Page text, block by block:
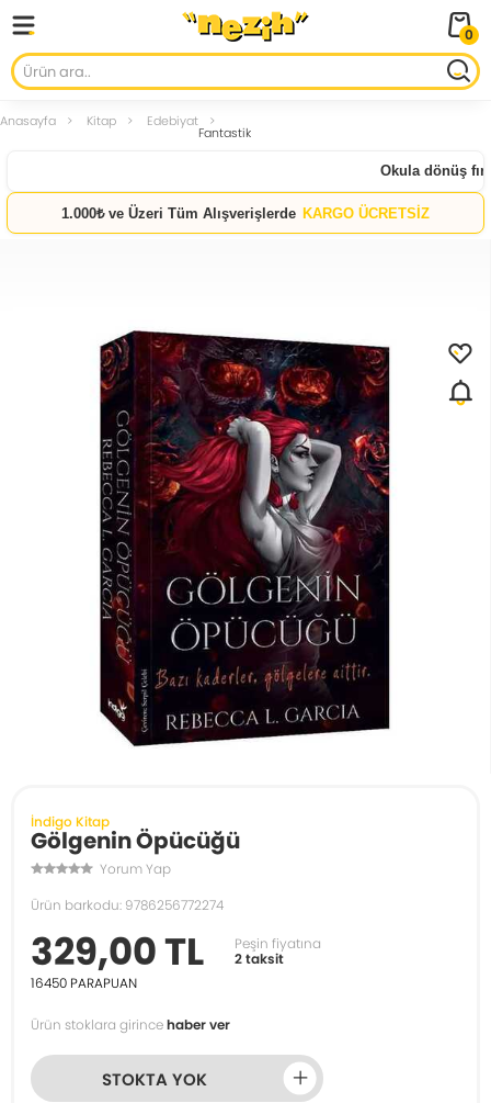
0
Anasayfa Kitap Edebiyat
Fantastik
Okula dönüş
1.000₺ ve Üzeri Tüm Alışverişlerde KARGO ÜCRETSİZ
İndigo Kitap
Gölgenin Öpücüğü
Yorum Yap
Ürün barkodu: 9786256772274
329,00 TL
Peşin fiyatına
2 taksit
16450 PARAPUAN
Ürün stoklara girincehaber ver
STOKTA YOK